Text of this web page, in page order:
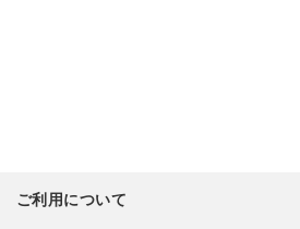
ご利用について